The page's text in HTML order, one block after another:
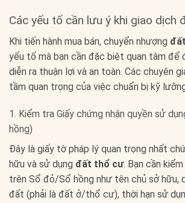
Các yếu tố cần lưu ý khi giao dịch
Khi tiến hành mua bán, chuyển nhượng
yếu tố mà bạn cần đặc biệt quan tâm để
diễn ra thuận lợi và an toàn. Các chuyên
tầm quan trọng của việc chuẩn bị kỹ
1. Kiểm tra Giấy chứng nhận quyền sử
hồng)
Đây là giấy tờ pháp lý quan trọng nhất
hữu và sử dụng đất thổ cư. Bạn cần
trên Sổ đỏ/Sổ hồng như tên chủ sở hữu,
đất (phải là đất ở/thổ cư), thời hạn sử